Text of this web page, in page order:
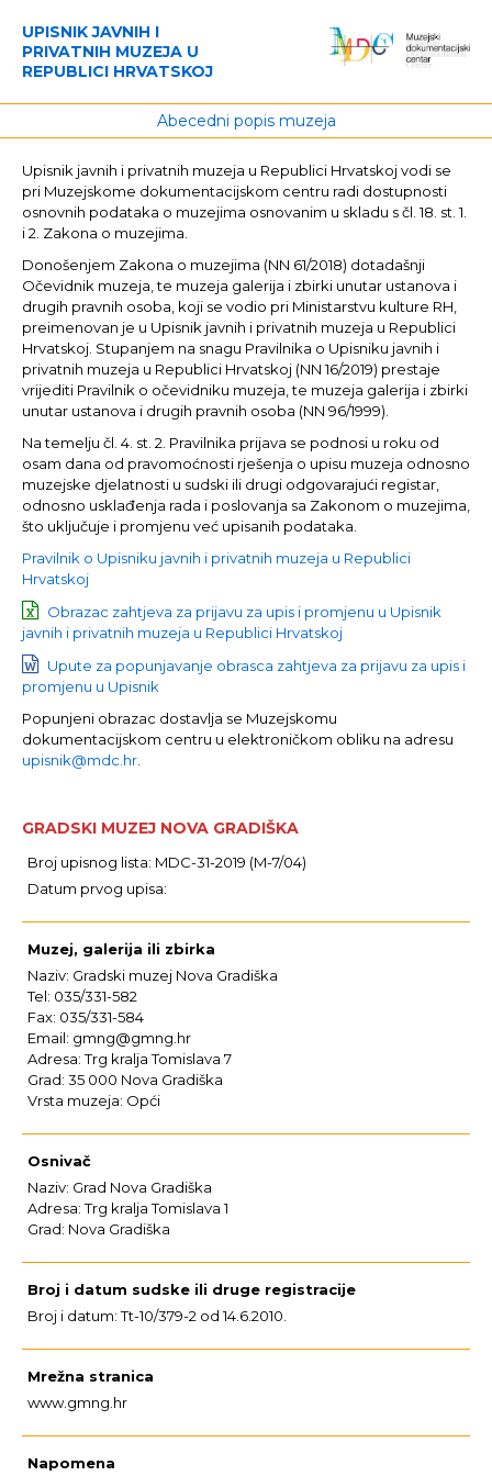
UPISNIK JAVNIH I
PRIVATNIH MUZEJA U
REPUBLICI HRVATSKOJ
Abecedni popis muzeja
Upisnik javnih i privatnih muzeja u Republici Hrvatskoj vodi se
pri Muzejskome dokumentacijskom centru radi dostupnosti
osnovnih podataka o muzejima osnovanim u skladu s čl. 18. st. 1.
i 2. Zakona o muzejima.
Donošenjem Zakona o muzejima (NN 61/2018) dotadašnji
Očevidnik muzeja, te muzeja galerija i zbirki unutar ustanova i
drugih pravnih osoba, koji se vodio pri Ministarstvu kulture RH,
preimenovan je u Upisnik javnih i privatnih muzeja u Republici
Hrvatskoj. Stupanjem na snagu Pravilnika o Upisniku javnih i
privatnih muzeja u Republici Hrvatskoj (NN 16/2019) prestaje
vrijediti Pravilnik o očevidniku muzeja, te muzeja galerija i zbirki
unutar ustanova i drugih pravnih osoba (NN 96/1999).
Na temelju čl. 4. st. 2. Pravilnika prijava se podnosi u roku od
osam dana od pravomoćnosti rješenja o upisu muzeja odnosno
muzejske djelatnosti u sudski ili drugi odgovarajući registar,
odnosno usklađenja rada i poslovanja sa Zakonom o muzejima,
što uključuje i promjenu već upisanih podataka.
Pravilnik o Upisniku javnih i privatnih muzeja u Republici
Hrvatskoj
Obrazac zahtjeva za prijavu za upis i promjenu u Upisnik
javnih i privatnih muzeja u Republici Hrvatskoj
Upute za popunjavanje obrasca zahtjeva za prijavu za upis i
promjenu u Upisnik
Popunjeni obrazac dostavlja se Muzejskomu
dokumentacijskom centru u elektroničkom obliku na adresu
upisnik@mdc.hr
GRADSKI MUZEJ NOVA GRADIŠKA
Broj upisnog lista: MDC-31-2019 (M-7/04)
Datum prvog upisa:
Muzej, galerija ili zbirka
Naziv: Gradski muzej Nova Gradiška
Tel: 035/331-582
Fax: 035/331-584
Email: gmng@gmng.hr
Adresa: Trg kralja Tomislava 7
Grad: 35 000 Nova Gradiška
Vrsta muzeja: Opći
Osnivač
Naziv: Grad Nova Gradiška
Adresa: Trg kralja Tomislava 1
Grad: Nova Gradiška
Broj i datum sudske ili druge registracije
Broj i datum: Tt-10/379-2 od 14.6.2010.
Mrežna stranica
www.gmng.hr
Napomena